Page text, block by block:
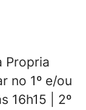
Propria
no 1º e/ou
16h15 | 2º